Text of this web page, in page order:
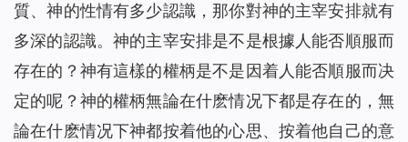
質、神的性情有多少認識，那你對神的主宰安排就有
多深的認識。神的主宰安排是不是根據人能否順服而
存在的？神有這樣的權柄是不是因着人能否順服而决
定的呢？神的權柄無論在什麽情况下都是存在的，無
論在什麽情况下神都按着他的心思、按着他自己的意